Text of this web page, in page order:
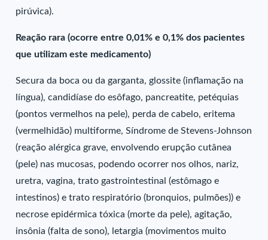
pirúvica).
Reação rara (ocorre entre 0,01% e 0,1% dos pacientes
que utilizam este medicamento)
Secura da boca ou da garganta, glossite (inflamação na
língua), candidíase do esôfago, pancreatite, petéquias
(pontos vermelhos na pele), perda de cabelo, eritema
(vermelhidão) multiforme, Síndrome de Stevens-Johnson
(reação alérgica grave, envolvendo erupção cutânea
(pele) nas mucosas, podendo ocorrer nos olhos, nariz,
uretra, vagina, trato gastrointestinal (estômago e
intestinos) e trato respiratório (bronquios, pulmões)) e
necrose epidérmica tóxica (morte da pele), agitação,
insônia (falta de sono), letargia (movimentos muito